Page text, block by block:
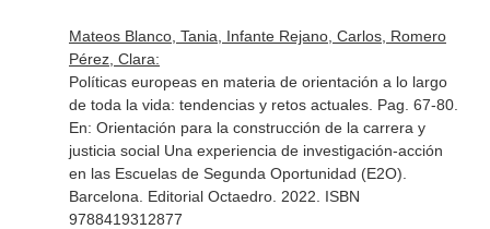
Mateos Blanco, Tania, Infante Rejano, Carlos, Romero
Pérez, Clara:
Políticas europeas en materia de orientación a lo largo
de toda la vida: tendencias y retos actuales. Pag. 67-80.
En: Orientación para la construcción de la carrera y
justicia social Una experiencia de investigación-acción
en las Escuelas de Segunda Oportunidad (E2O)
Barcelona. Editorial Octaedro. 2022. ISBN
9788419312877